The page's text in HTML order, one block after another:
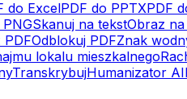
do ExcelPDF do PPTXPDF
PNGSkanuj na tekstObraz
PDFOdblokuj PDFZnak
lokalu mieszkalnego
TranskrybujHumanizator AI